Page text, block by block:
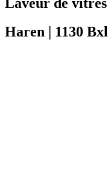
Laveur de vitres
Haren | 1130 Bxl